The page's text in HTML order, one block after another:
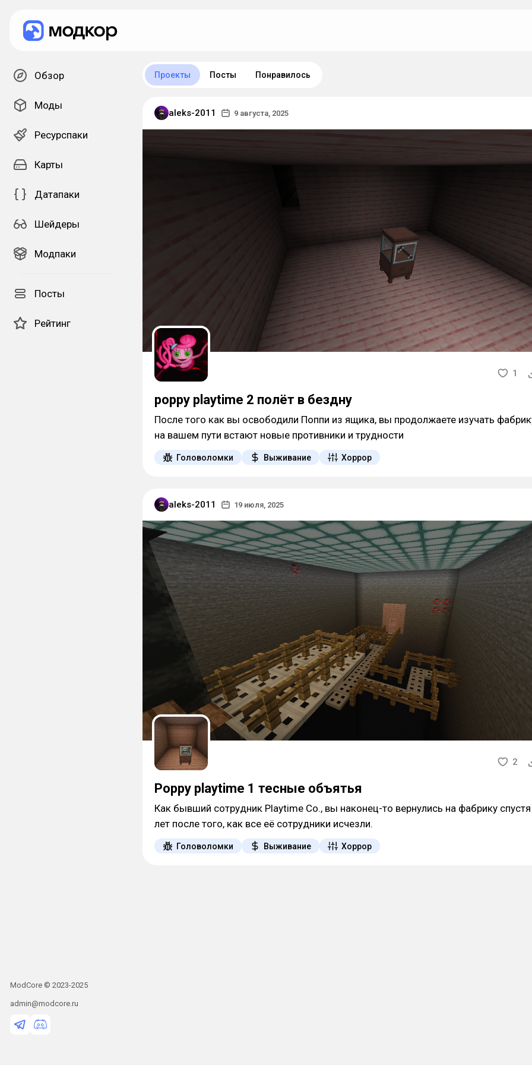
Обзор
Моды
Ресурспаки
Карты
Датапаки
Шейдеры
Модпаки
Посты
Рейтинг
ModCore © 2023-2025
admin@modcore.ru
Проекты Посты Понравилось
aleks-2011 9 августа, 2025
1
poppy playtime 2 полёт в бездну
После того как вы освободили Поппи из ящика, вы продолжаете изучать
на вашем пути встают новые противники и трудности
Головоломки Выживание Хоррор
aleks-2011 19 июля, 2025
2
Poppy playtime 1 тесные объятья
Как бывший сотрудник Playtime Co., вы наконец-то вернулись на фабрику
лет после того, как все её сотрудники исчезли.
Головоломки Выживание Хоррор